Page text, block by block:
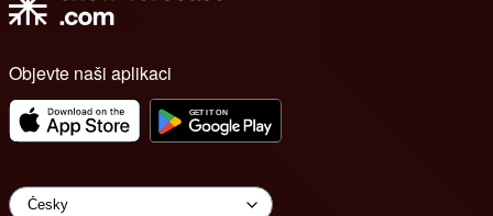
Objevte naši aplikaci